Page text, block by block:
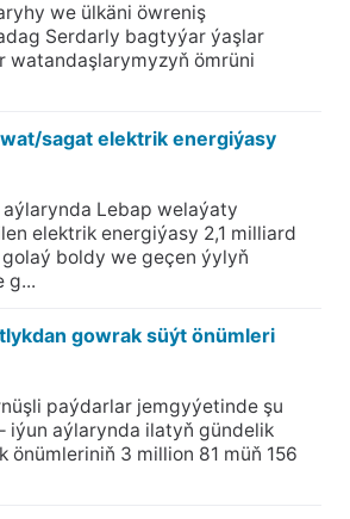
we ülkäni öwreniş
Serdarly bagtyýar ýaşlar
watandaşlarymyzyň ömrüni
sagat elektrik energiýasy
Lebap welaýaty
elektrik energiýasy 2,1 milliard
boldy we geçen ýylyň
g...
gowrak süýt önümleri
paýdarlar jemgyýetinde şu
aýlarynda ilatyň gündelik
önümleriniň 3 million 81 müň 156